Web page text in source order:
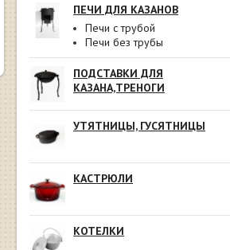
ПЕЧИ ДЛЯ КАЗАНОВ
Печи с трубой
Печи без трубы
ПОДСТАВКИ ДЛЯ
КАЗАНА,ТРЕНОГИ
УТЯТНИЦЫ, ГУСЯТНИЦЫ
КАСТРЮЛИ
КОТЕЛКИ